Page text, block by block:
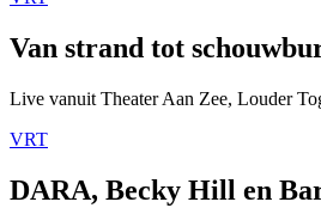
Van strand tot
Live vanuit Theater Aan Zee, Louder
VRT
DARA, Becky Hill en